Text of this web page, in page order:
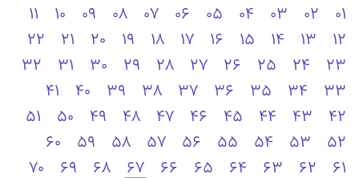
01
02
03
04
05
06
07
08
09
10
11
12
13
14
15
16
17
18
19
20
21
22
23
24
25
26
27
28
29
30
31
32
33
34
35
36
37
38
39
40
41
42
43
44
45
46
47
48
49
50
51
52
53
54
55
56
57
58
59
60
61
62
63
64
65
66
67
68
69
70